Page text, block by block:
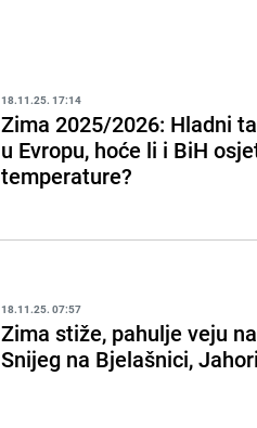
18.11.25. 17:14
Zima 2025/2026: Hladni
u Evropu, hoće li i BiH
temperature?
18.11.25. 07:57
Zima stiže, pahulje veju
Snijeg na Bjelašnici,